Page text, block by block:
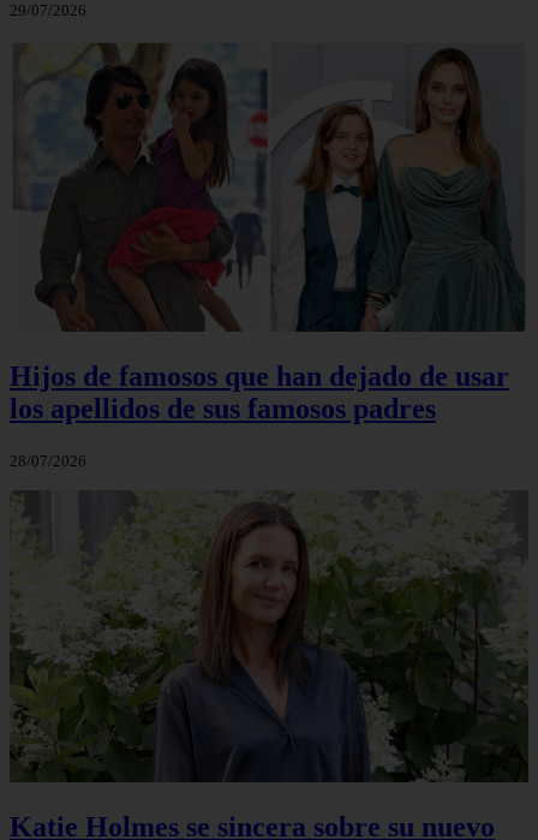
29/07/2026
Hijos de famosos que han dejado de usar
los apellidos de sus famosos padres
28/07/2026
Katie Holmes se sincera sobre su nuevo